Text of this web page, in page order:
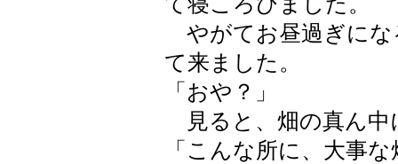
やがてお昼過ぎにな
て来ました。
「おや？」
見ると、畑の真ん中
「こんな所に、大事